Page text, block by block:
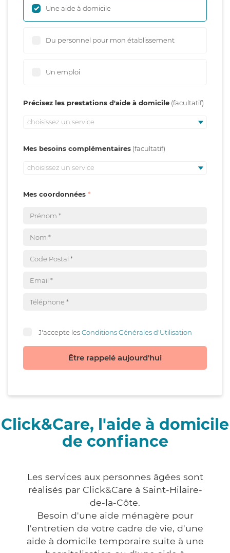
Une aide à domicile
Du personnel pour mon établissement
Un emploi
Précisez les prestations d'aide à domicile
choisissez un service
Mes besoins complémentaires
choisissez un service
Mes coordonnées
J'accepte lesConditions Générales d'Utilisation
Être rappelé aujourd'hui
Click&Care, l'aide à domicile
de confiance
Les services aux personnes âgées sont
réalisés par Click&Care à Saint-Hilaire-
de-la-Côte.
Besoin d'une aide ménagère pour
l'entretien de votre cadre de vie, d'une
aide à domicile temporaire suite à une